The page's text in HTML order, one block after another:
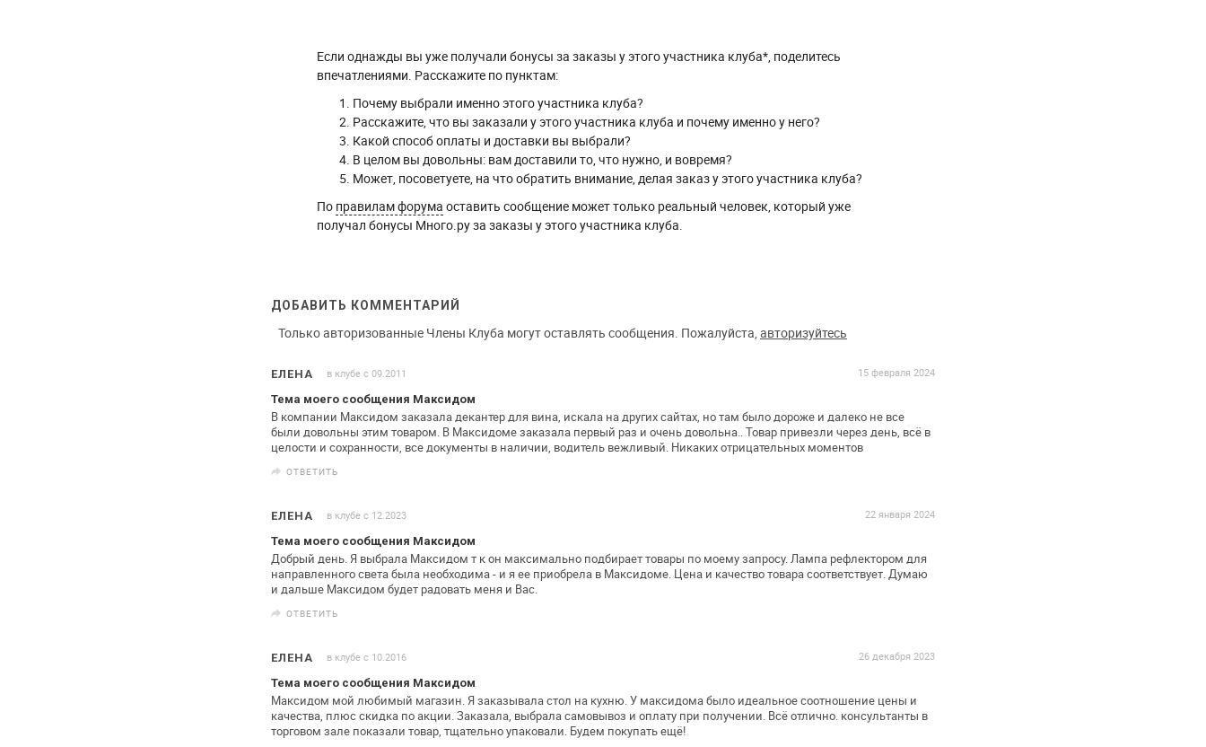
Если однажды вы уже получали бонусы за заказы у этого участника клуба*, поделитесь
впечатлениями. Расскажите по пунктам:
Почему выбрали именно этого участника клуба?
Расскажите, что вы заказали у этого участника клуба и почему именно у него?
Какой способ оплаты и доставки вы выбрали?
В целом вы довольны: вам доставили то, что нужно, и вовремя?
Может, посоветуете, на что обратить внимание, делая заказ у этого участника клуба?
По правилам форума оставить сообщение может только реальный человек, который уже
получал бонусы Много.ру за заказы у этого участника клуба.
ДОБАВИТЬ КОММЕНТАРИЙ
Только авторизованные Члены Клуба могут оставлять сообщения. Пожалуйста, авторизуйтесь
ЕЛЕНА в клубе с 09.2011
15 февраля 2024
Тема моего сообщения Максидом
В компании Максидом заказала декантер для вина, искала надругих сайтах, но там было дороже и далеко не все
были довольны этим товаром. В Максидоме заказала первый раз и очень довольна.. Товар привезли через день, всё в
целости и сохранности, все документы в наличии, водитель вежливый. Никаких отрицательных моментов
ОТВЕТИТЬ
ЕЛЕНА в клубе с 12.2023
22 января 2024
Тема моего сообщения Максидом
Добрый день. Я выбрала Максидом т к он максимально подбираеттовары по моему запросу. Лампа рефлектором для
направленногосвета была необходима - и я ее приобрела в Максидоме. Цена и качество товара соответствует. Думаю
и дальше Максидом будет радовать меня и Вас.
ОТВЕТИТЬ
ЕЛЕНА в клубе с 10.2016
26 декабря 2023
Тема моего сообщения Максидом
Максидом мой любимый магазин. Я заказывала стол на кухню. У максидома было идеальное соотношение цены и
качества, плюсскидка по акции. Заказала, выбрала самовывоз и оплату при получении. Всё отлично. консультанты в
торговом зале показали товар, тщательно упаковали. Будем покупать ещё!